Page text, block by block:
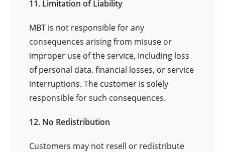
11. Limitation of Liability
MBT is not responsible for any
consequences arising from misuse or
improper use of the service, including loss
of personal data, financial losses, or service
interruptions. The customer is solely
responsible for such consequences.
12. No Redistribution
Customers may not resell or redistribute